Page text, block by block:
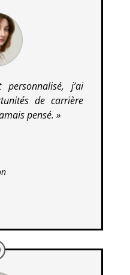
j’ai
de carrière
pensé. »